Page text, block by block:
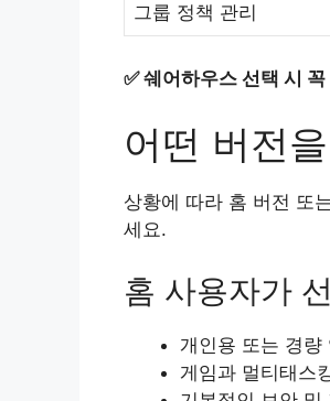
그룹 정책 관리
✅쉐어하우스 선택 시
어떤 버전
상황에 따라 홈 버전 또
세요.
홈 사용자가
개인용 또는 경량
게임과 멀티태스